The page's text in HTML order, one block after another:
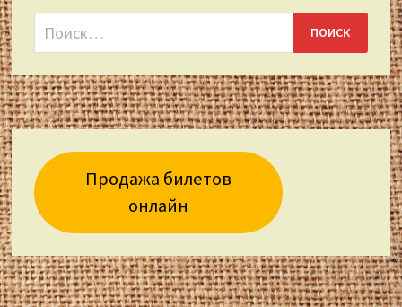
Найти:
Продажа билетов
онлайн